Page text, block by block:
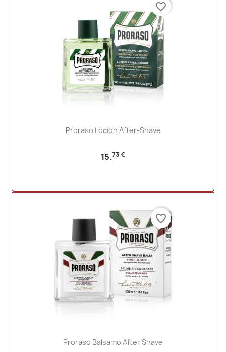
Proraso Locion After-Shave
15.73 €
favorite_border
Proraso Balsamo After Shave
favorite_border